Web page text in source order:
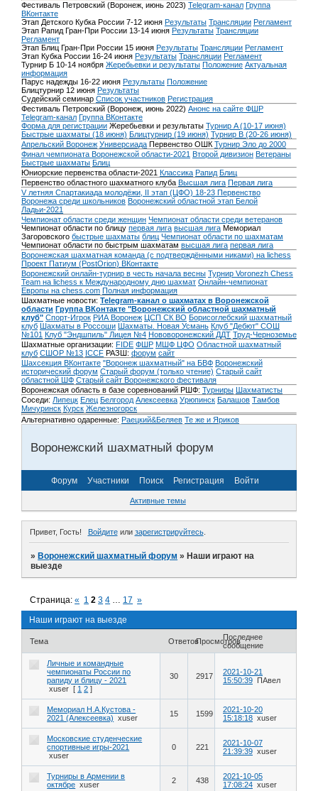
Фестиваль Петровский (Воронеж, июнь 2023) Telegram-канал Группа
ВКонтакте
Этап Детского Кубка России 7-12 июня Результаты Трансляции Регламент
Этап Рапид Гран-При России 13-14 июня Результаты Трансляции
Регламент
Этап Блиц Гран-При России 15 июня Результаты Трансляции Регламент
Этап Кубка России 16-24 июня Результаты Трансляции Регламент
Турнир Б 10-14 ноября Жеребьевки и результаты Положение Актуальная
информация
Парус надежды 16-22 июня Результаты Положение
Блицтурнир 12 июня Результаты
Судейский семинар Список участников Регистрация
Фестиваль Петровский (Воронеж, июнь 2022) Анонс на сайте ФШР
Telegram-канал Группа ВКонтакте
Форма для регистрации Жеребьевки и результаты Турнир A (10-17 июня)
Быстрые шахматы (18 июня) Блицтурнир (19 июня) Турнир B (20-26 июня)
Апрельский Воронеж Универсиада Первенство ОШК Турнир Эло до 2000
Финал чемпионата Воронежской области-2021 Второй дивизион Ветераны
Быстрые шахматы Блиц
Юниорские первенства области-2021 Классика Рапид Блиц
Первенство областного шахматного клуба Высшая лига Первая лига
V летняя Спартакиада молодёжи, II этап (ЦФО) 18-23 Первенство
Воронежа среди школьников Воронежский областной этап Белой
Ладьи-2021
Чемпионат области среди женщин Чемпионат области среди ветеранов
Чемпионат области по блицу первая лига высшая лига Мемориал
Загоровского быстрые шахматы блиц Чемпионат области по шахматам
Чемпионат области по быстрым шахматам высшая лига первая лига
Воронежская шахматная команда (с подтверждёнными никами) на lichess
Проект Патиум (PostOrion) ВКонтакте
Воронежский онлайн-турнир в честь начала весны Турнир Voronezh Chess
Team на lichess к Международному дню шахмат Онлайн-чемпионат
Европы на chess.com Полная информация
Шахматные новости: Telegram-канал о шахматах в Воронежской
области Группа ВКонтакте "Воронежский областной шахматный
клуб" Спорт-Игрок РИА Воронеж ЦСП СК ВО Борисоглебский шахматный
клуб Шахматы в Россоши Шахматы. Новая Усмань Клуб "Дебют" СОШ
№101 Клуб "Эндшпиль" Лицея №4 Нововоронежский ДДТ Труд-Черноземье
Шахматные организации: FIDE ФШР МШФ ЦФО Областной шахматный
клуб СШОР №13 ICCF РАЗШ: форум сайт
Шахсекция ВКонтакте "Воронеж шахматный" на БВФ Воронежский
исторический форум Cтарый форум (только чтение) Старый сайт
областной ШФ Старый сайт Воронежского фестиваля
Воронежская область в базе соревнований РШФ: Турниры Шахматисты
Соседи: Липецк Елец Белгород Алексеевка Урюпинск Балашов Тамбов
Мичуринск Курск Железногорск
Альтернативно одаренные: Раецкий&Беляев Те же и Яриков
Воронежский шахматный форум
Форум Участники Поиск Регистрация Войти
Активные темы
Привет, Гость! Войдитеили зарегистрируйтесь.
»Воронежский шахматный форум »Наши играют на
выезде
Наши играют на выезде
Страница:« 1 2 3 4 … 17 »
Тема ОтветовПросмотровПоследнее
сообщение
Личные и командные
чемпионаты России по
рапиду и блицу - 2021
xuser [ 1 2 ]
30 2917
2021-10-21
15:50:39
ПАвел
Мемориал Н.А.Кустова -
2021 (Алексеевка)
xuser 15 1599
2021-10-20
15:18:18 xuser
Московские студенческие
спортивные игры-2021
xuser
0 221
2021-10-07
21:39:39 xuser
Турниры в Армении в
октябре xuser 2 438
2021-10-05
17:08:24 xuser